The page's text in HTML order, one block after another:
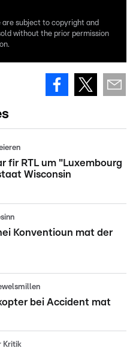
are subject to copyright and
without the prior permission
fir RTL um "Luxembourg
Wisconsin
Konventioun mat der
bei Accident mat
Kritik